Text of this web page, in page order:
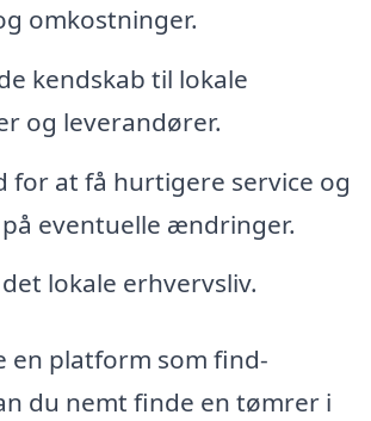
omkostninger.
kendskab til lokale
og leverandører.
for at få hurtigere service og
eventuelle ændringer.
lokale erhvervsliv.
en platform som find-
du nemt finde en tømrer i